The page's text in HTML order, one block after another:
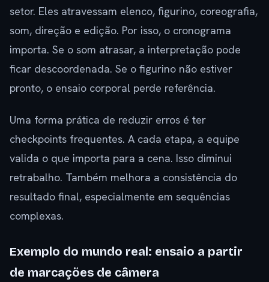
setor. Eles atravessam elenco, figurino, coreografia,
som, direção e edição. Por isso, o cronograma
importa. Se o som atrasar, a interpretação pode
ficar descoordenada. Se o figurino não estiver
pronto, o ensaio corporal perde referência.
Uma forma prática de reduzir erros é ter
checkpoints frequentes. A cada etapa, a equipe
valida o que importa para a cena. Isso diminui
retrabalho. Também melhora a consistência do
resultado final, especialmente em sequências
complexas.
Exemplo do mundo real: ensaio a partir
de marcações de câmera